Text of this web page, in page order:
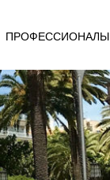
ПРОФЕССИОНАЛЫ